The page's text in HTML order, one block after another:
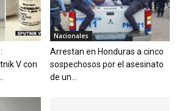
V con
Nacionales
Arrestan en Honduras a cinco
sospechosos por el asesinato
de un...